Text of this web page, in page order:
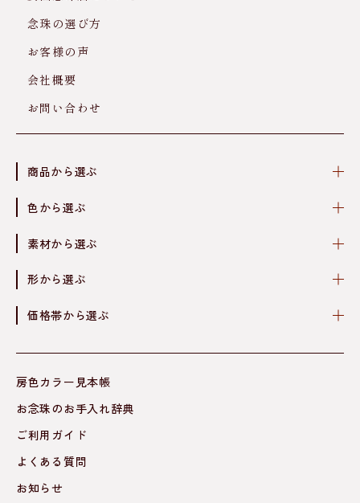
念珠の選び方
お客様の声
会社概要
お問い合わせ
商品から選ぶ
色から選ぶ
素材から選ぶ
形から選ぶ
価格帯から選ぶ
房色カラー見本帳
お念珠のお手入れ辞典
ご利用ガイド
よくある質問
お知らせ